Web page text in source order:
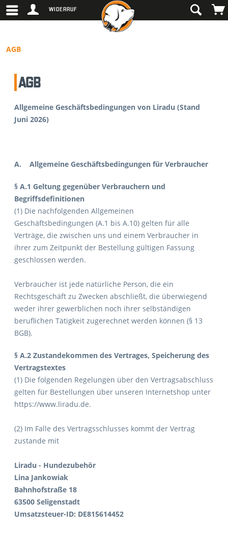
WIDERRUF
AGB
AGB
Allgemeine Geschäftsbedingungen von Liradu (Stand
Juni 2026)
A. Allgemeine Geschäftsbedingungen für Verbraucher
§ A.1 Geltung gegenüber Verbrauchern und
Begriffsdefinitionen
(1) Die nachfolgenden Allgemeinen
Geschäftsbedingungen (A.1 bis A.10) gelten für alle
Verträge, die zwischen uns und einem Verbraucher in
ihrer zum Zeitpunkt der Bestellung gültigen Fassung
geschlossen werden.
Verbraucher ist jede natürliche Person, die ein
Rechtsgeschäft zu Zwecken abschließt, die überwiegend
weder ihrer gewerblichen noch ihrer selbständigen
beruflichen Tätigkeit zugerechnet werden können (§ 13
BGB).
§ A.2 Zustandekommen des Vertrages, Speicherung des
Vertragstextes
(1) Die folgenden Regelungen über den Vertragsabschluss
gelten für Bestellungen über unseren Internetshop unter
https://www.liradu.de.
(2) Im Falle des Vertragsschlusses kommt der Vertrag
zustande mit
Liradu - Hundezubehör
Lina Jankowiak
Bahnhofstraße 18
63500 Seligenstadt
Umsatzsteuer-ID: DE815614452